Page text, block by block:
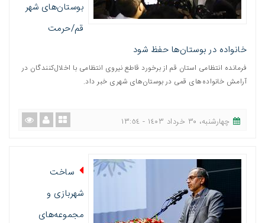
بوستان‌های شهر
قم/حرمت
خانواده در بوستان‌ها حفظ شود
فرمانده انتظامی استان قم از برخورد قاطع نیروی انتظامی با اخلال‌کنندگان در
آرامش خانواده‌های قمی در بوستان‌های شهری خبر داد.
چهارشنبه، ٣٠ خرداد ١٤٠٣ - ١٣:٥٤
ساخت
شهربازی و
مجموعه‌های